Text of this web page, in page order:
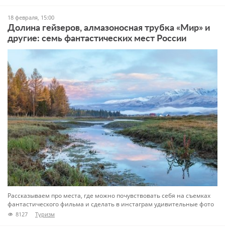
18 февраля, 15:00
Долина гейзеров, алмазоносная трубка «Мир» и
другие: семь фантастических мест России
Рассказываем про места, где можно почувствовать себя на съемках
фантастического фильма и сделать в инстаграм удивительные фото
8127 Туризм